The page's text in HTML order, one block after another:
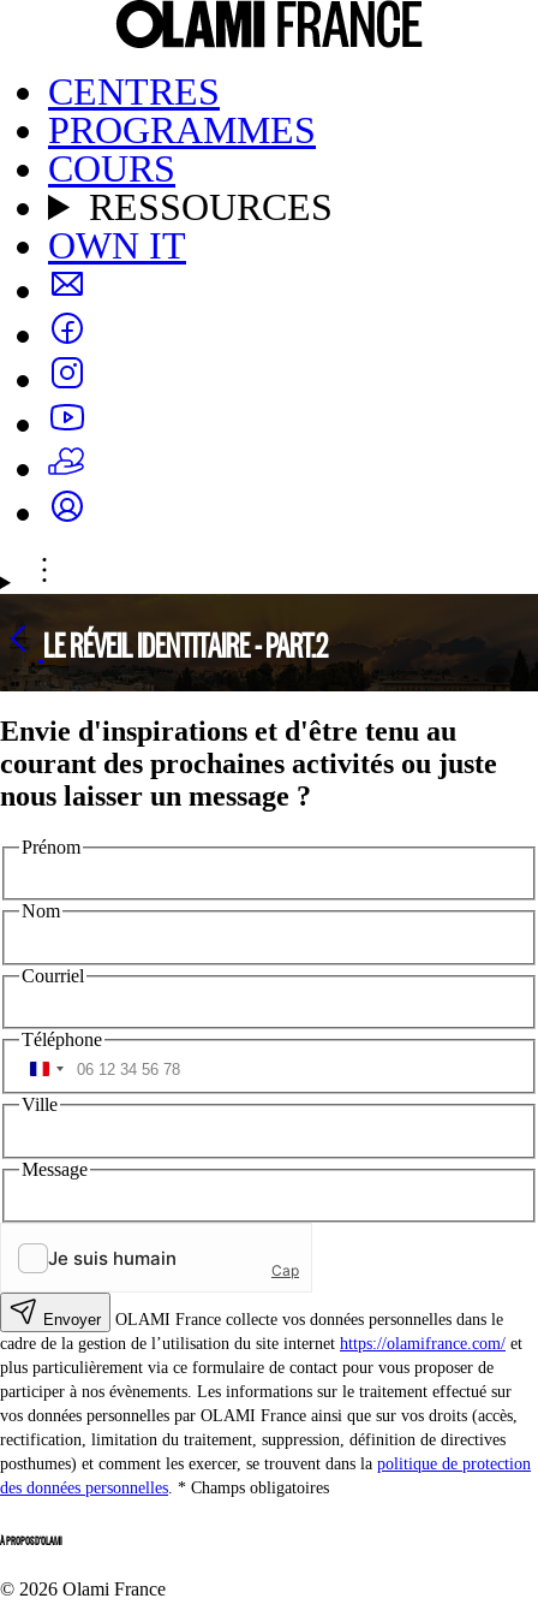
CENTRES
PROGRAMMES
COURS
RESSOURCES
OWN IT
LE RÉVEIL IDENTITAIRE - PART.2
Envie d'inspirations et d'être tenu au
courant des prochaines activités ou juste
nous laisser un message ?
Prénom
Nom
Courriel
Téléphone
Ville
Message
Envoyer
OLAMI France collecte vos données personnelles dans le
cadre de la gestion de l’utilisation du site internet https://olamifrance.com/ et
plus particulièrement via ce formulaire de contact pour vous proposer de
participer à nos évènements. Les informations sur le traitement effectué sur
vos données personnelles par OLAMI France ainsi que sur vos droits (accès,
rectification, limitation du traitement, suppression, définition de directives
posthumes) et comment les exercer, se trouvent dans la politique de protection
des données personnelles. Champs obligatoires
À PROPOS D'OLAMI
© 2026 Olami France